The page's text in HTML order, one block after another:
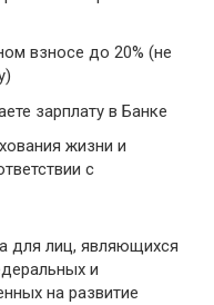
взносе до 20% (не
зарплату в Банке
жизни и
с
для лиц, являющихся
и
на развитие